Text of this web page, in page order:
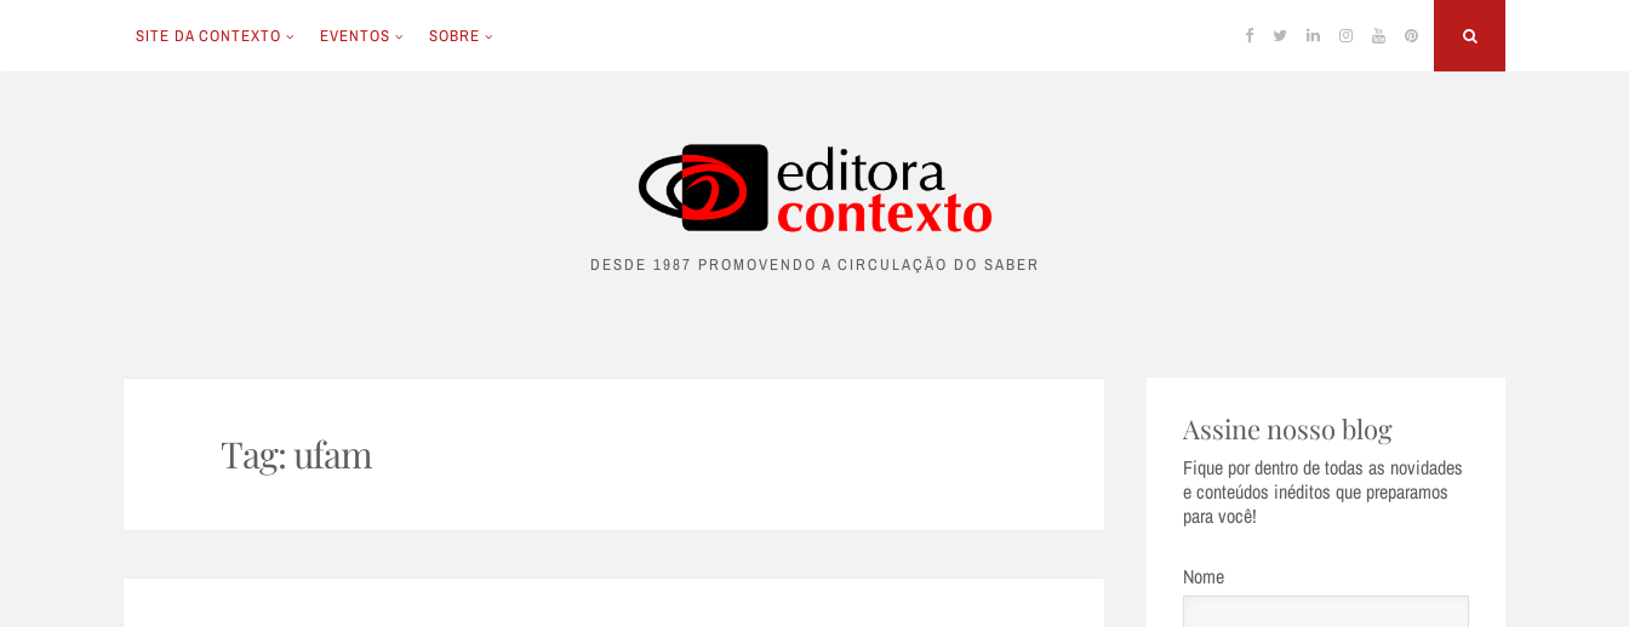
SITE DA CONTEXTO EVENTOS SOBRE Facebook
TwitterLinkedinInstagram
YouTubePinterest
DESDE 1987 PROMOVENDO A CIRCULAÇÃO DO SABER
Tag:ufam
Assine nosso blog
Fique por dentro de todas as novidades
e conteúdos inéditos que preparamos
para você!
Nome